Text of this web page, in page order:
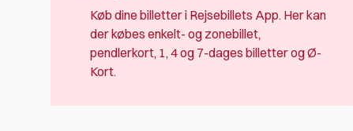
Køb dine billetter i Rejsebillets App. Her kan
der købes enkelt- og zonebillet,
pendlerkort, 1, 4 og 7-dages billetter og Ø-
Kort.